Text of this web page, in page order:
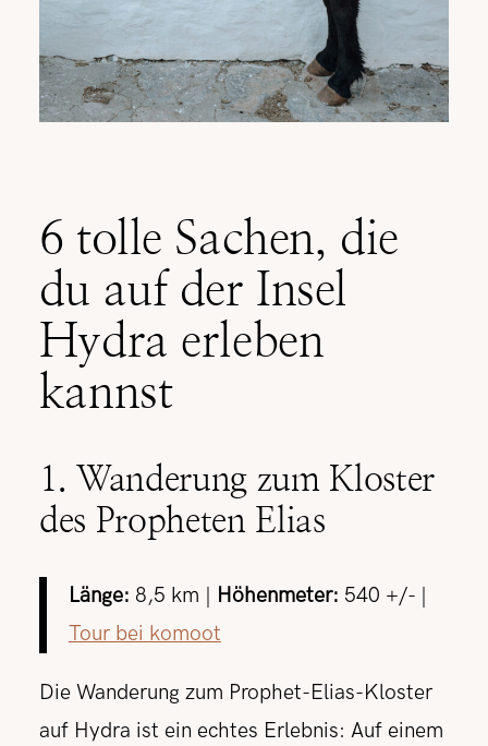
6 tolle Sachen, die
du auf der Insel
Hydra erleben
kannst
1. Wanderung zum Kloster
des Propheten Elias
Länge: 8,5 km | Höhenmeter: 540 +/- |
Tour bei komoot
Die Wanderung zum Prophet-Elias-Kloster
auf Hydra ist ein echtes Erlebnis: Auf einem